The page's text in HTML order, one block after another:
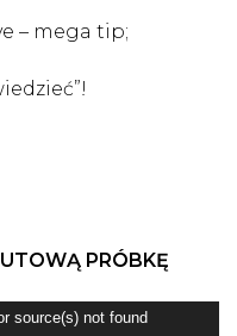
– mega tip;
PRÓBKĘ
source(s) not found